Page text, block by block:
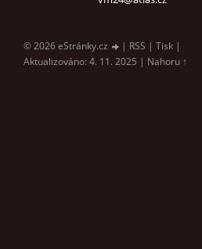
© 2026 eStránky.cz | RSS | Tisk |
Aktualizováno: 4. 11. 2025 | Nahoru ↑